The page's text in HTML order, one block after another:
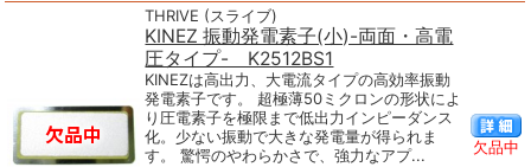
THRIVE (スライブ)
KINEZ 振動発電素子(小)-両面・高電
圧タイプ- K2512BS1
KINEZは高出力、大電流タイプの高効率振動
発電素子です。 超極薄50ミクロンの形状によ
り圧電素子を極限まで低出力インピーダンス
化。少ない振動で大きな発電量が得られま
す。 驚愕のやわらかさで、強力なアプ...
欠品中